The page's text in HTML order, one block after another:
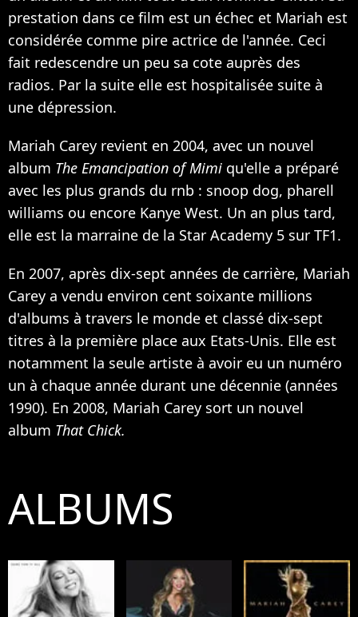
prestation dans ce film est un échec et Mariah est
considérée comme pire actrice de l'année. Ceci
fait redescendre un peu sa cote auprès des
radios. Par la suite elle est hospitalisée suite à
une dépression.
Mariah Carey revient en 2004, avec un nouvel
album The Emancipation of Mimi qu'elle a préparé
avec les plus grands du rnb : snoop dog, pharell
williams ou encore Kanye West. Un an plus tard,
elle est la marraine de la Star Academy 5 sur TF1.
En 2007, après dix-sept années de carrière, Mariah
Carey a vendu environ cent soixante millions
d'albums à travers le monde et classé dix-sept
titres à la première place aux Etats-Unis. Elle est
notamment la seule artiste à avoir eu un numéro
un à chaque année durant une décennie (années
1990). En 2008, Mariah Carey sort un nouvel
album That Chick.
ALBUMS